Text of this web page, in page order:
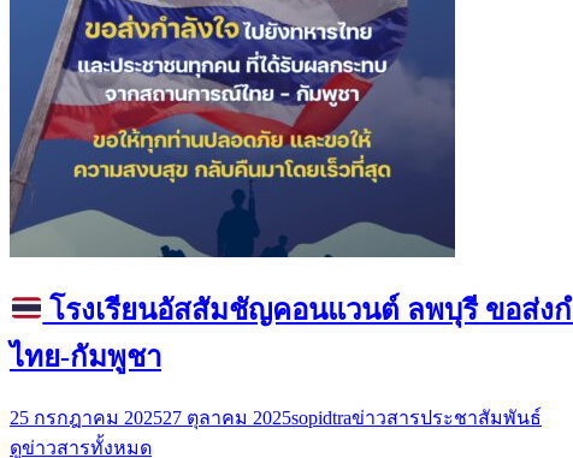
โรงเรียนอัสสัมชัญคอนแวนต์ ลพบุรี ขอส่ง
ไทย-กัมพูชา
25 กรกฎาคม 202527 ตุลาคม 2025sopidtraข่าวสารประชาสัมพันธ์
ดูข่าวสารทั้งหมด